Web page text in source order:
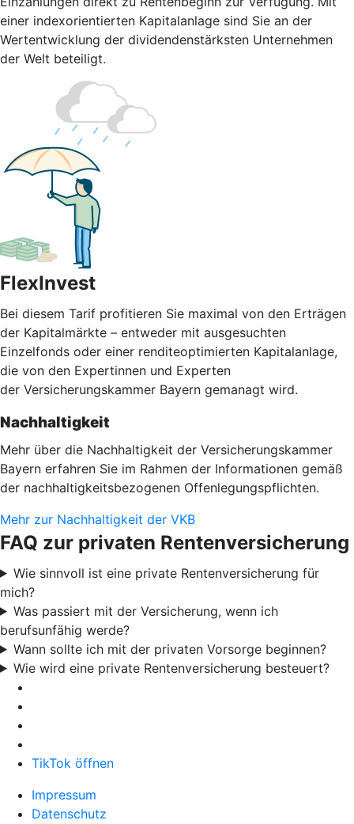
einer indexorientierten Kapitalanlage sind Sie an der
Wertentwicklung der dividendenstärksten Unternehmen
der Welt beteiligt.
FlexInvest
Bei diesem Tarif profitieren Sie maximal von den Erträgen
der Kapitalmärkte – entweder mit ausgesuchten
Einzelfonds oder einer renditeoptimierten Kapitalanlage,
die von den Expertinnen und Experten
der Versicherungskammer Bayern gemanagt wird.
Nachhaltigkeit
Mehr über die Nachhaltigkeit der Versicherungskammer
Bayern erfahren Sie im Rahmen der Informationen gemäß
der nachhaltigkeitsbezogenen Offenlegungspflichten.
Mehr zur Nachhaltigkeit der VKB
FAQ zur privaten Rentenversicherung
Wie sinnvoll ist eine private Rentenversicherung für
mich?
Was passiert mit der Versicherung, wenn ich
berufsunfähig werde?
Wann sollte ich mit der privaten Vorsorge beginnen?
Wie wird eine private Rentenversicherung besteuert?
TikTok öffnen
Impressum
Datenschutz